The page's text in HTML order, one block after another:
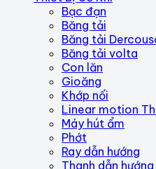
Bạc đạn
Băng tải
Băng tải
Băng tải volta
Con lăn
Gioăng
Khớp nối
Linear motion
Máy hút ẩm
Phớt
Ray dẫn hướng
Thanh dẫn